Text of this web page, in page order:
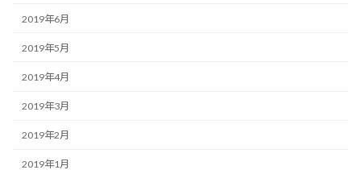
2019年6月
2019年5月
2019年4月
2019年3月
2019年2月
2019年1月